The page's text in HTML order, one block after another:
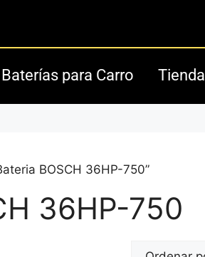
Baterías para Carro Tienda
BOSCH 36HP-750”
36HP-750